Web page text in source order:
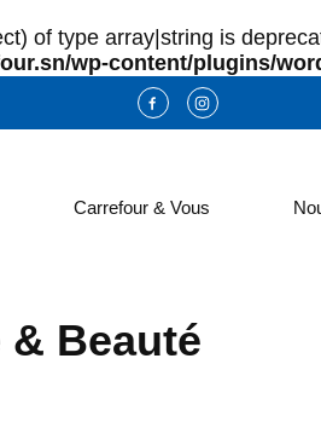
of type array|string is
wp-content/plugins/
Carrefour & Vous
& Beauté